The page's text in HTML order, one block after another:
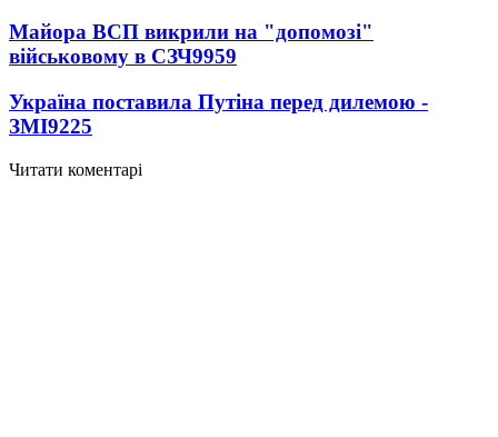
Майора ВСП викрили на "допомозі"
військовому в СЗЧ9959
Україна поставила Путіна перед дилемою -
ЗМІ9225
Читати коментарі